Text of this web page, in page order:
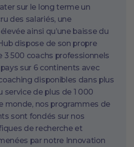
sur le long terme un
des salariés, une
ainsi qu’une baisse du
dispose de son propre
3 500 coachs professionnels
sur 6 continents avec
disponibles dans plus
service de plus de 1 000
monde, nos programmes de
sont fondés sur nos
de recherche et
par notre Innovation